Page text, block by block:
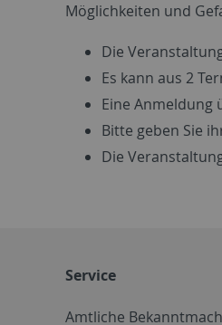
Möglichkeiten und
Die
Es kann aus 2
Eine
Bitte geben Sie
Die
Service
Amtliche